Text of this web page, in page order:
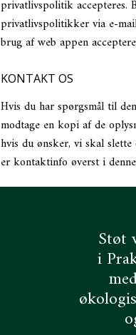
privatlivspolitik accepteres.
privatlivspolitikker via e-
brug af web appen
KONTAKT OS
Hvis du har spørgsmål til
modtage en kopi af de
hvis du ønsker, vi skal
er kontaktinfo øverst i
Støt
i